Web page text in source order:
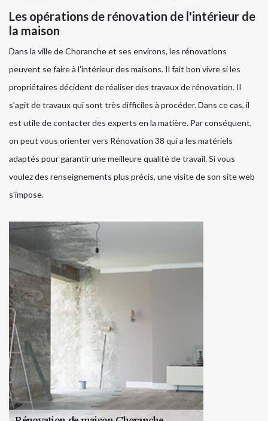
Les opérations de rénovation de l'intérieur de
la maison
Dans la ville de Choranche et ses environs, les rénovations
peuvent se faire à l'intérieur des maisons. Il fait bon vivre si les
propriétaires décident de réaliser des travaux de rénovation. Il
s'agit de travaux qui sont très difficiles à procéder. Dans ce cas, il
est utile de contacter des experts en la matière. Par conséquent,
on peut vous orienter vers Rénovation 38 qui a les matériels
adaptés pour garantir une meilleure qualité de travail. Si vous
voulez des renseignements plus précis, une visite de son site web
s'impose.